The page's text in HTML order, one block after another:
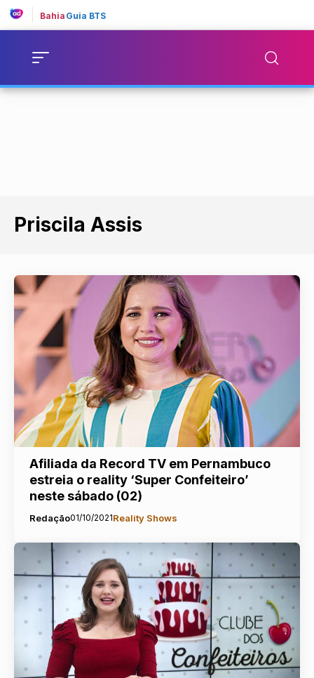
Bahia Guia BTS
Priscila Assis
Afiliada da Record TV em Pernambuco
estreia o reality ‘Super Confeiteiro’
neste sábado (02)
Redação01/10/2021Reality Shows